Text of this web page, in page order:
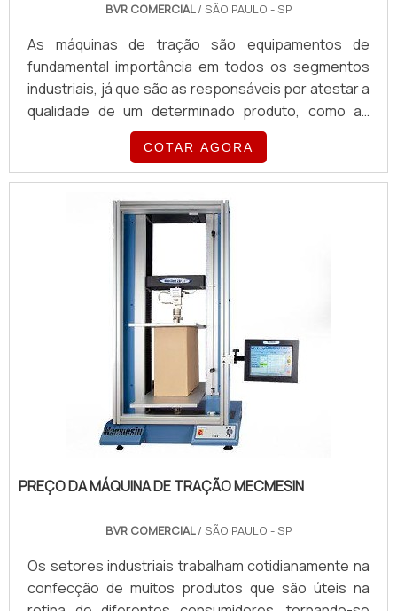
BVR COMERCIAL/ SÃO PAULO - SP
As máquinas de tração são equipamentos de
fundamental importância em todos os segmentos
industriais, já que são as responsáveis por atestar a
qualidade de um determinado produto, como as
cadeiras de escritório, por exemplo,
proporcionando um bom desempenho e o máximo
de sua eficiência. Uma das marcas mais procuradas
nesse segmento é a Mecmesin, de origem inglesa
que é reconhecida por produzir maquinários de
excelente qualidade para o mu...
COTAR AGORA
PREÇO DA MÁQUINA DE TRAÇÃO MECMESIN
BVR COMERCIAL/ SÃO PAULO - SP
Os setores industriais trabalham cotidianamente na
confecção de muitos produtos que são úteis na